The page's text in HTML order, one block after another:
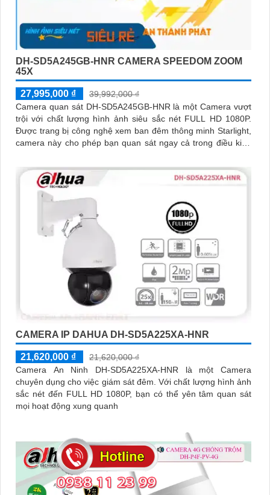
DH-SD5A245GB-HNR CAMERA SPEEDOM ZOOM
45X
27,995,000 ₫
39,992,000 ₫
Camera quan sát DH-SD5A245GB-HNR là một Camera vượt
trội với chất lượng hình ảnh siêu sắc nét FULL HD 1080P.
Được trang bị công nghệ xem ban đêm thông minh Starlight,
camera này cho phép bạn quan sát ngay cả trong điều kiện
CAMERA IP DAHUA DH-SD5A225XA-HNR
21,620,000 ₫
21,620,000 ₫
Camera An Ninh DH-SD5A225XA-HNR là một Camera
chuyên dụng cho việc giám sát đêm. Với chất lượng hình ảnh
sắc nét đến FULL HD 1080P, bạn có thể yên tâm quan sát
mọi hoạt động xung quanh